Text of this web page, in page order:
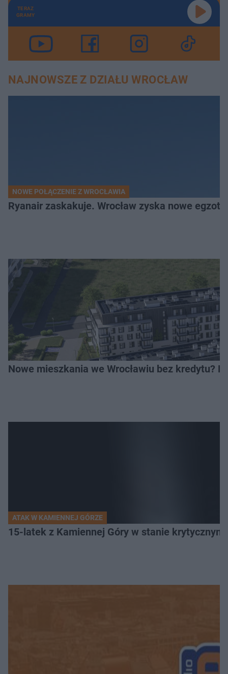
TERAZ
GRAMY
NAJNOWSZE Z DZIAŁU WROCŁAW
NOWE POŁĄCZENIE Z WROCŁAWIA
Ryanair zaskakuje. Wrocław zyska nowe
Nowe mieszkania we Wrocławiu bez kredytu?
ATAK W KAMIENNEJ GÓRZE
15-latek z Kamiennej Góry w stanie